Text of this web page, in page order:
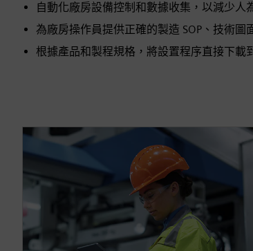
自動化廠房設備控制和數據收集，以減少人
為廠房操作員提供正確的製造 SOP、技術
根據產品和製程規格，將設置程序直接下載